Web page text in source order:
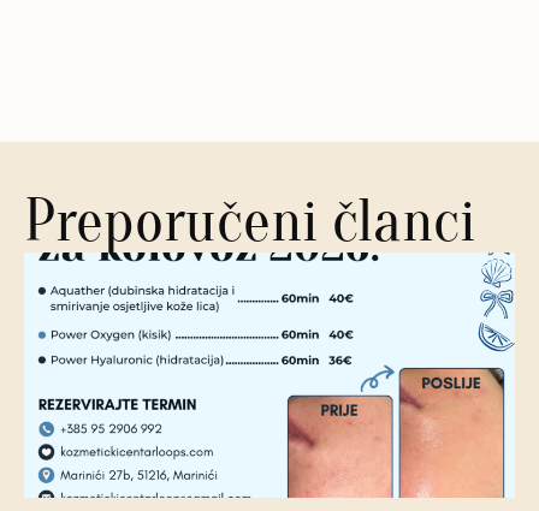
Preporučeni članci